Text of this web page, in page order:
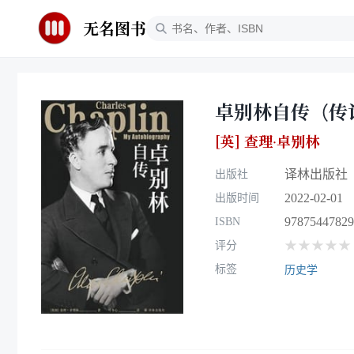
无名图书
卓别林自传（传
[英] 查理·卓别林
出版社 译林出版社
出版时间 2022-02-01
ISBN
评分 ★★★★★
标签 历史学